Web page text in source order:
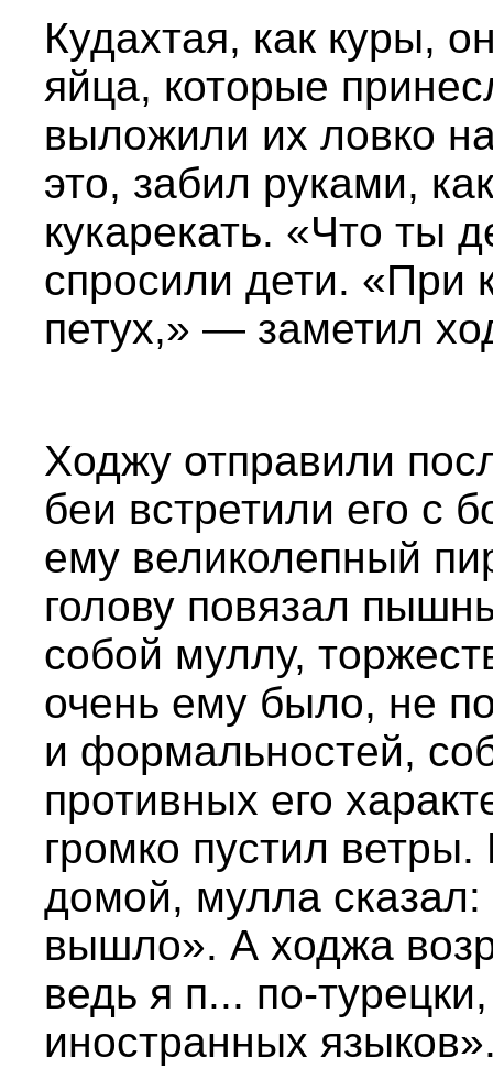
Кудахтая, как куры,
яйца, которые
выложили их ловко
это, забил руками,
кукарекать. «Что ты
спросили дети. «При
петух,» — заметил
Ходжу отправили
беи встретили его с
ему великолепный
голову повязал
собой муллу,
очень ему было, не
и формальностей,
противных его
громко пустил
домой, мулла
вышло». А ходжа
ведь я п... по-
иностранных